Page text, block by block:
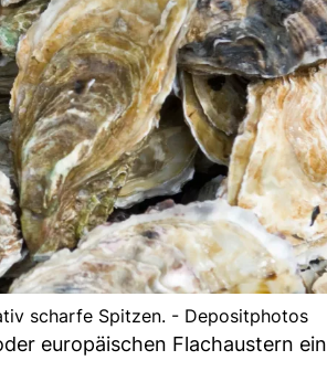
scharfe Spitzen. - Depositphotos
europäischen Flachaustern